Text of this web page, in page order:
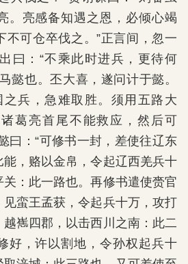
。亮感备知遇之恩，必倾心竭
不可仓卒伐之。”正言间，忽一
曰：“不乘此时进兵，更待何
懿也。丕大喜，遂问计于懿。
之兵，急难取胜。须用五路大
葛亮首尾不能救应，然后可
曰：“可修书一封，差使往辽东
，赂以金帛，令起辽西羌兵十
：此一路也。再修书遣使赍官
蛮王孟获，令起兵十万，攻打
嶲四郡，以击西川之南：此二
好，许以割地，令孙权起兵十